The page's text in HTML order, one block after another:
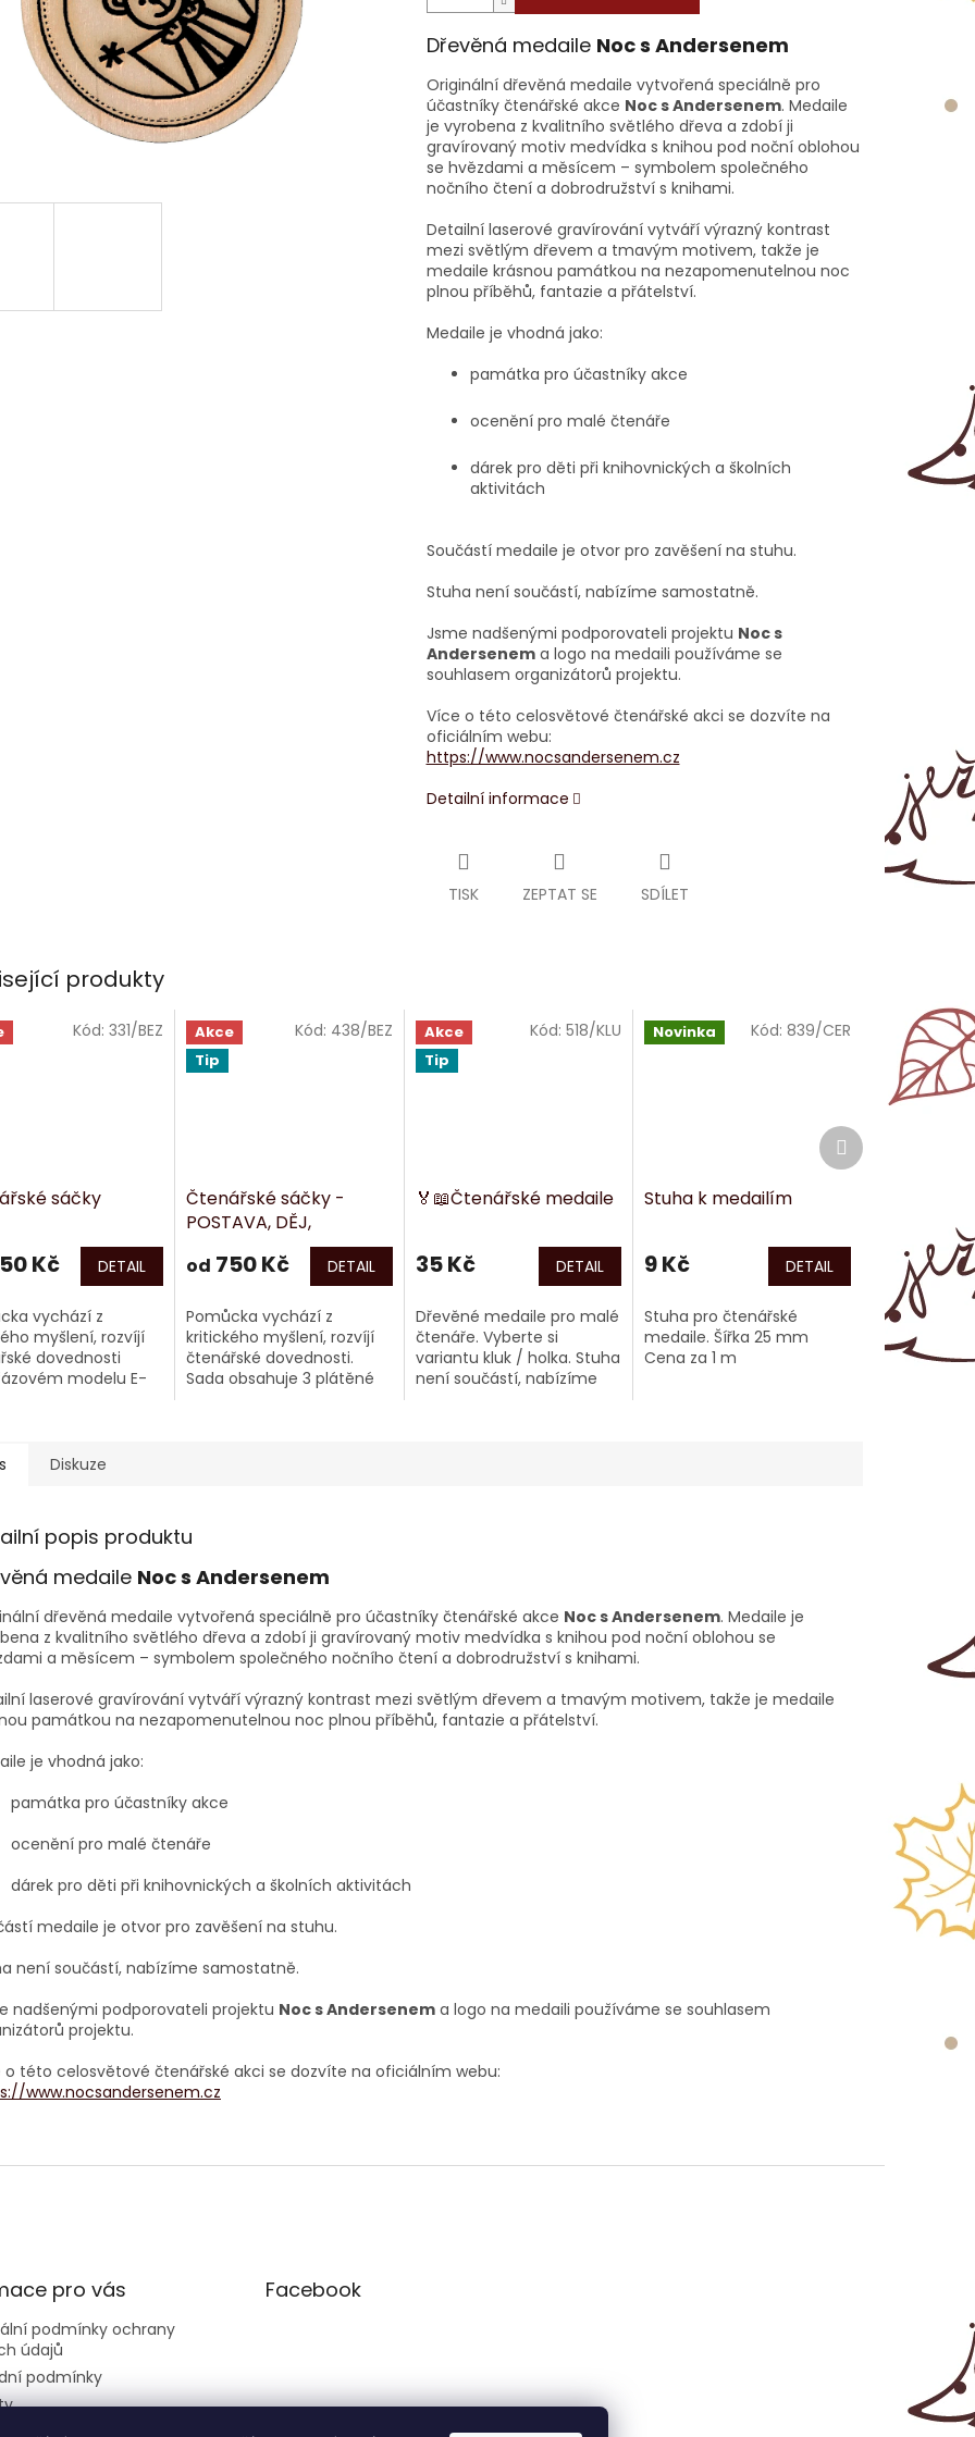
Dřevěná medaile Noc s Andersenem
Originální dřevěná medaile vytvořená speciálně pro
účastníky čtenářské akce Noc s Andersenem. Medaile
je vyrobena z kvalitního světlého dřeva a zdobí ji
gravírovaný motiv medvídka s knihou pod noční oblohou
se hvězdami a měsícem – symbolem společného
nočního čtení a dobrodružství s knihami.
Detailní laserové gravírování vytváří výrazný kontrast
mezi světlým dřevem a tmavým motivem, takže je
medaile krásnou památkou na nezapomenutelnou noc
plnou příběhů, fantazie a přátelství.
Medaile je vhodná jako:
památka pro účastníky akce
ocenění pro malé čtenáře
dárek pro děti při knihovnických a školních
aktivitách
Součástí medaile je otvor pro zavěšení na stuhu.
Stuha není součástí, nabízíme samostatně.
Jsme nadšenými podporovateli projektu Noc s
Andersenema logo na medaili používáme se
souhlasem organizátorů projektu.
Více o této celosvětové čtenářské akci se dozvíte na
oficiálním webu:
https://www.nocsandersenem.cz
Detailní informace
TISK ZEPTAT SE SDÍLET
produkty
sáčky
Kč DETAIL
vychází z
myšlení, rozvíjí
dovednosti
modelu E-
Kód: 331/BEZ
Akce
Tip
Čtenářské sáčky -
POSTAVA, DĚJ,
od 750 Kč DETAIL
Pomůcka vychází z
kritického myšlení, rozvíjí
čtenářské dovednosti.
Sada obsahuje 3 plátěné
Kód: 438/BEZ
Akce
Tip
🏅📖Čtenářské medaile
35 Kč DETAIL
Dřevěné medaile pro malé
čtenáře. Vyberte si
variantu kluk / holka. Stuha
není součástí, nabízíme
Kód:518/KLU Novinka
Stuha k medailím
9 Kč DETAIL
Stuha pro čtenářské
medaile. Šířka 25 mm
Cena za 1 m
Kód: 839/CER
Další
produkt
Diskuze
popis produktu
medaile Noc s Andersenem
dřevěná medaile vytvořená speciálně pro účastníky čtenářské akce Noc s Andersenem. Medaile je
z kvalitního světlého dřeva a zdobí ji gravírovaný motiv medvídka s knihou pod noční oblohou se
a měsícem – symbolem společného nočního čtení a dobrodružství s knihami.
laserové gravírování vytváří výrazný kontrast mezi světlým dřevem a tmavým motivem, takže je medaile
památkou na nezapomenutelnou noc plnou příběhů, fantazie a přátelství.
je vhodná jako:
památka pro účastníky akce
ocenění pro malé čtenáře
dárek pro děti při knihovnických a školních aktivitách
medaile je otvor pro zavěšení na stuhu.
není součástí, nabízíme samostatně.
nadšenými podporovateli projektu Noc s Andersenem a logo na medaili používáme se souhlasem
projektu.
o této celosvětové čtenářské akci se dozvíte na oficiálním webu:
www.nocsandersenem.cz
pro vás
podmínky ochrany
údajů
podmínky
Facebook